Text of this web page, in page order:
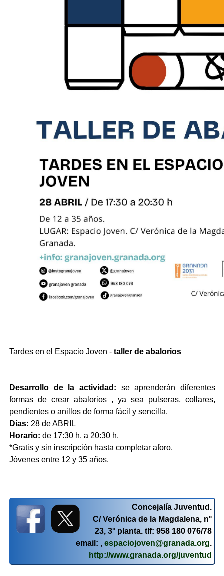
Tardes en el Espacio Joven - taller de abalorios
Desarrollo de la actividad: se aprenderán diferentes
formas de crear abalorios , ya sea pulseras, collares,
pendientes o anillos de forma fácil y sencilla.
Días: 28 de ABRIL
Horario: de 17:30 h. a 20:30 h.
*Gratis y sin inscripción hasta completar aforo.
Jóvenes entre 12 y 35 años.
Concejalía Juventud.
C/ Verónica de la Magdalena, n°
23, 3° planta. tlf: 958 180 076/78
email: , espaciojoven@granada.org.
http://www.granada.org/juventud